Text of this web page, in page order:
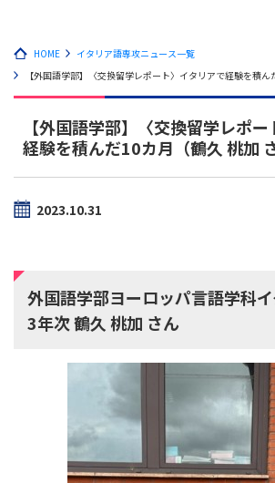
HOME
イタリア語専攻ニュース一覧
【外国語学部】〈交換留学レポート〉イタリアで経験を積ん
【外国語学部】〈交換留学レポ
経験を積んだ10カ月（鶴久 桃加 さ
2023.10.31
外国語学部ヨーロッパ言語学科
3年次 鶴久 桃加 さん